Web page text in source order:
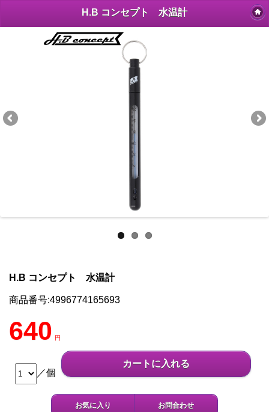
H.B コンセプト 水温計
H.B コンセプト 水温計
商品番号:4996774165693
640 円
／個
カートに入れる
お気に入り お問合わせ